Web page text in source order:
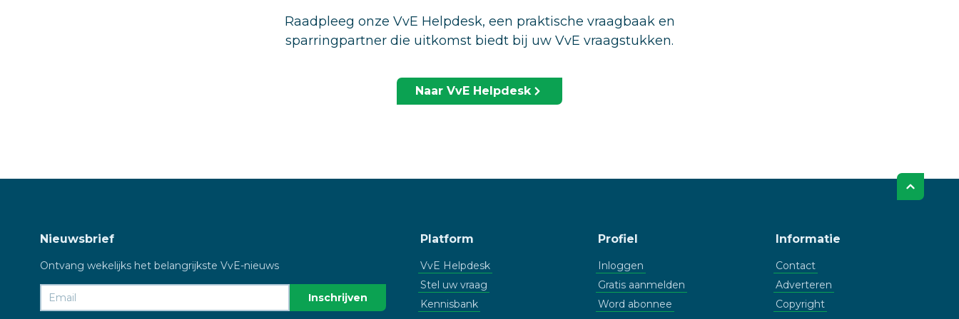
Raadpleeg onze VvE Helpdesk, een praktische vraagbaak en
sparringpartner die uitkomst biedt bij uw VvE vraagstukken.
Naar VvE Helpdesk
Nieuwsbrief
Ontvang wekelijks het belangrijkste VvE-nieuws
Platform
VvE Helpdesk
Stel uw vraag
Kennisbank
Profiel
Inloggen
Gratis aanmelden
Word abonnee
Informatie
Contact
Adverteren
Copyright